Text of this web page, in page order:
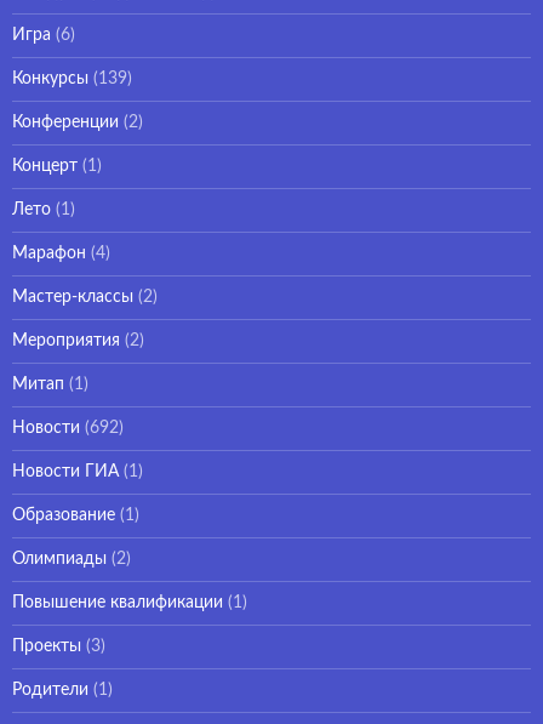
Игра (6)
Конкурсы (139)
Конференции (2)
Концерт (1)
Лето (1)
Марафон (4)
Мастер-классы (2)
Мероприятия (2)
Митап (1)
Новости (692)
Новости ГИА(1)
Образование (1)
Олимпиады (2)
Повышение квалификации (1)
Проекты (3)
Родители (1)